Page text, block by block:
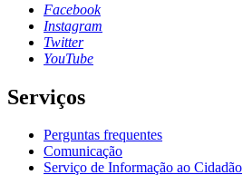
Facebook
Instagram
Twitter
YouTube
Serviços
Perguntas frequentes
Comunicação
Serviço de Informação ao Cidadão